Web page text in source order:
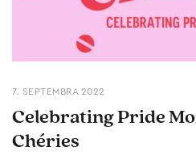
7. SEPTEMBRA 2022
Celebrating Pride
Chéries